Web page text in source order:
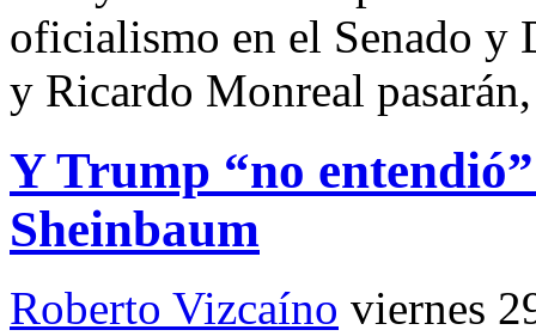
oficialismo en el Senado y
y Ricardo Monreal
Y Trump “no
Sheinbaum
Roberto Vizcaíno viernes